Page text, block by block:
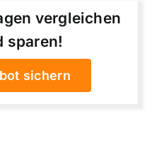
vergleichen
sparen!
sichern